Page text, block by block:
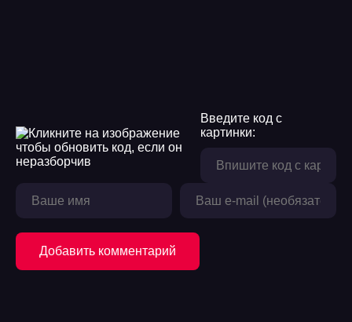
Введите код с
картинки:
Добавить комментарий